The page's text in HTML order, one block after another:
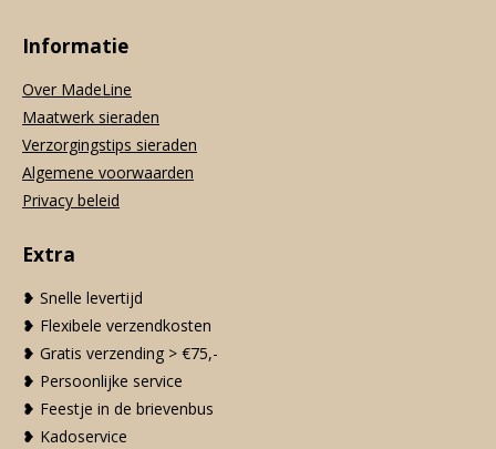
Informatie
Over MadeLine
Maatwerk sieraden
Verzorgingstips sieraden
Algemene voorwaarden
Privacy beleid
Extra
❥ Snelle levertijd
❥ Flexibele verzendkosten
❥ Gratis verzending > €75,-
❥ Persoonlijke service
❥ Feestje in de brievenbus
❥ Kadoservice